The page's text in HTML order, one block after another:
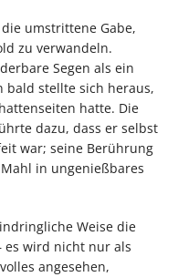
umstrittene Gabe,
zu verwandeln.
Segen als ein
bald stellte sich heraus,
hatte. Die
dazu, dass er selbst
war; seine Berührung
in ungenießbares
Weise die
es wird nicht nur als
angesehen,